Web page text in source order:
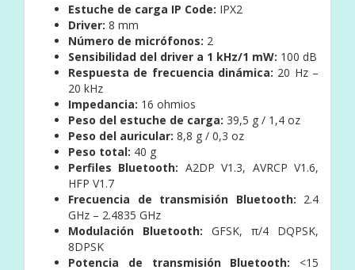
Estuche de carga IP Code: IPX2
Driver: 8 mm
Número de micrófonos: 2
Sensibilidad del driver a 1 kHz/1 mW: 100 dB
Respuesta de frecuencia dinámica: 20 Hz –
20 kHz
Impedancia: 16 ohmios
Peso del estuche de carga: 39,5 g / 1,4 oz
Peso del auricular: 8,8 g / 0,3 oz
Peso total: 40 g
Perfiles Bluetooth: A2DP V1.3, AVRCP V1.6,
HFP V1.7
Frecuencia de transmisión Bluetooth: 2.4
GHz – 2.4835 GHz
Modulación Bluetooth: GFSK, π/4 DQPSK,
8DPSK
Potencia de transmisión Bluetooth: <15